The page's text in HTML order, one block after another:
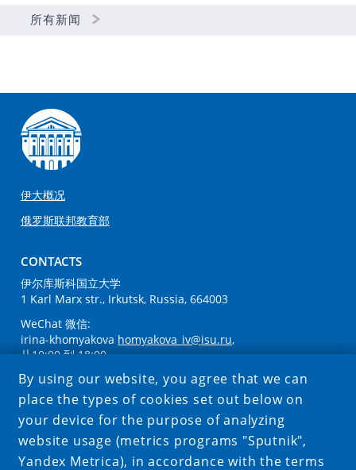
所有新闻
伊大概况
俄罗斯联邦教育部
CONTACTS
伊尔库斯科国立大学
1 Karl Marx str., Irkutsk, Russia, 664003
WeChat 微信:
irina-khomyakova homyakova_iv@isu.ru,
从10:00 到 18:00,
+7 (3952) 242-249 , +7 (3952) 200-285
SOCIAL MEDIA
By using our website, you agree that we can
place the types of cookies set out below on
your device for the purpose of analyzing
website usage (metrics programs "Sputnik",
Yandex Metrica), in accordance with the terms